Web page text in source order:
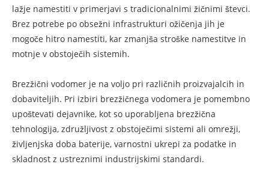
lažje namestiti v primerjavi s tradicionalnimi žičnimi števci.
Brez potrebe po obsežni infrastrukturi ožičenja jih je
mogoče hitro namestiti, kar zmanjša stroške namestitve in
motnje v obstoječih sistemih.
Brezžični vodomer je na voljo pri različnih proizvajalcih in
dobaviteljih. Pri izbiri brezžičnega vodomera je pomembno
upoštevati dejavnike, kot so uporabljena brezžična
tehnologija, združljivost z obstoječimi sistemi ali omrežji,
življenjska doba baterije, varnostni ukrepi za podatke in
skladnost z ustreznimi industrijskimi standardi.